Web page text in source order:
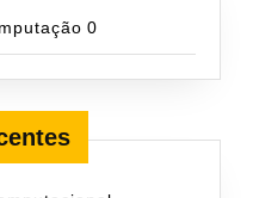
0